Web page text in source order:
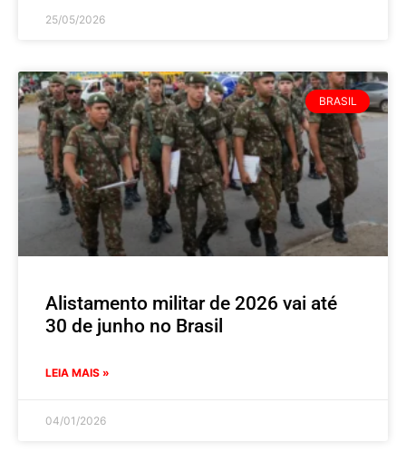
25/05/2026
BRASIL
Alistamento militar de 2026 vai até
30 de junho no Brasil
LEIA MAIS »
04/01/2026